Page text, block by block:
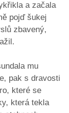
a začala
pojď šukej
zbavený,
mu
pak s dravosti
které se
která tekla